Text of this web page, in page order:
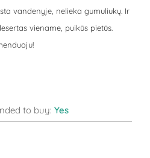
vandenyje, nelieka gumuliukų. Ir
viename, puikūs pietūs.
to buy: Yes